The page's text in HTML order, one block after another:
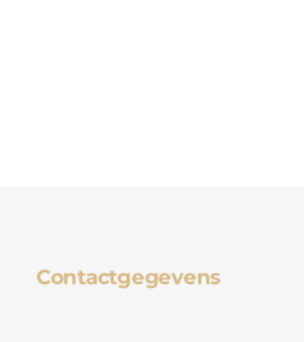
Contactgegevens